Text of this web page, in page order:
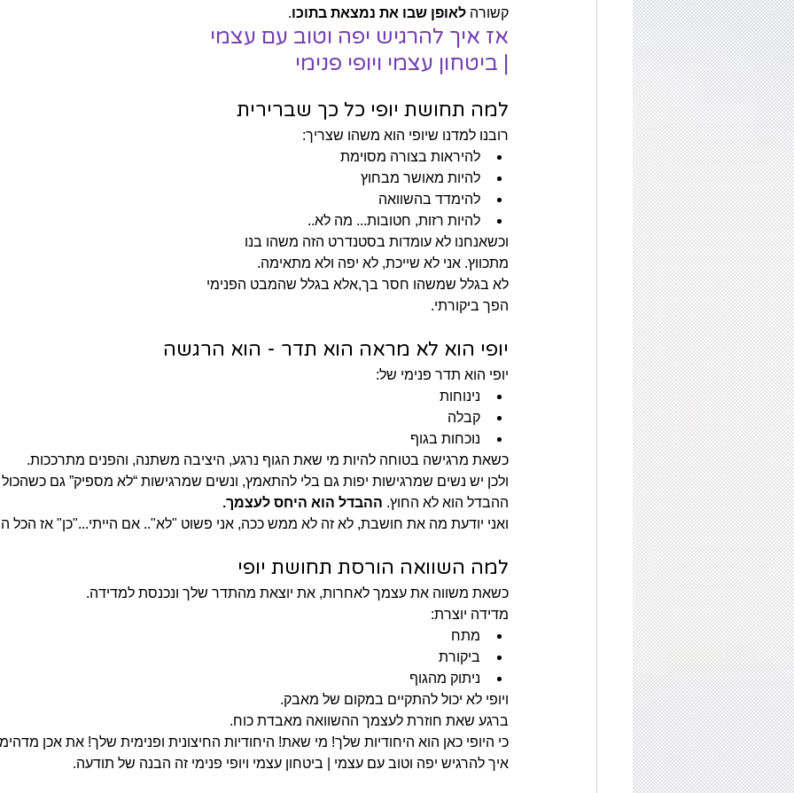
קשורה לאופן שבו את נמצאת בתוכו.
אז איך להרגיש יפה וטוב עם עצמי
| ביטחון עצמי ויופי פנימי
למה תחושת יופי כל כך שברירית
רובנו למדנו שיופי הוא משהו שצריך:
להיראות בצורה מסוימת
להיות מאושר מבחוץ
להימדד בהשוואה
להיות רזות, חטובות... מה לא..
וכשאנחנו לא עומדות בסטנדרט הזה משהו בנו
מתכווץ. אני לא שייכת, לא יפה ולא מתאימה.
לא בגלל שמשהו חסר בך,אלא בגלל שהמבט הפנימי
הפך ביקורתי.
יופי הוא לא מראה הוא תדר - הוא הרגשה
יופי הוא תדר פנימי של:
נינוחות
קבלה
נוכחות בגוף
כשאת מרגישה בטוחה להיות מי שאת הגוף נרגע, היציבה משתנה, והפנים מתרככות.
ולכן יש נשים שמרגישות יפות גם בלי להתאמץ, ונשים שמרגישות “לא מספיק” גם
ההבדל הוא לא החוץ. ההבדל הוא היחס לעצמך.
ואני יודעת מה את חושבת, לא זה לא ממש ככה, אני פשוט "לא".. אם הייתי..."כן" אז הכל
למה השוואה הורסת תחושת יופי
כשאת משווה את עצמך לאחרות, את יוצאת מהתדר שלך ונכנסת למדידה.
מדידה יוצרת:
מתח
ביקורת
ניתוק מהגוף
ויופי לא יכול להתקיים במקום של מאבק.
ברגע שאת חוזרת לעצמך ההשוואה מאבדת כוח.
כי היופי כאן הוא היחודיות שלך! מי שאת! היחודיות החיצונית ופנימית שלך! את אכן
איך להרגיש יפה וטוב עם עצמי | ביטחון עצמי ויופי פנימי זה הבנה של תודעה.